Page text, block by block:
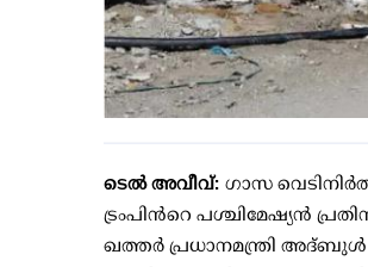
ടെൽ അവീവ്: ഗാസ
ട്രംപിന്‍റെ പശ്ചിമേഷ്യന്‍
ഖത്തർ പ്രധാനമന്ത്രി